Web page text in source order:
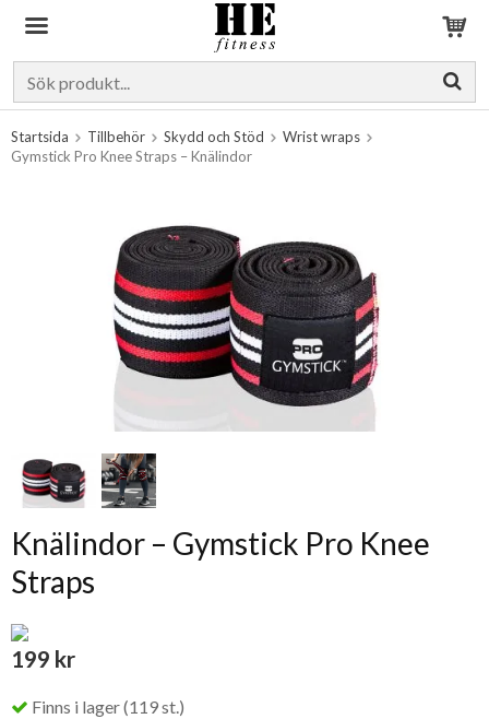
Startsida Tillbehör Skydd och Stöd
Wrist wraps
Gymstick Pro Knee Straps – Knälindor
Knälindor – Gymstick Pro Knee
Straps
199 kr
Finns i lager (119 st.)